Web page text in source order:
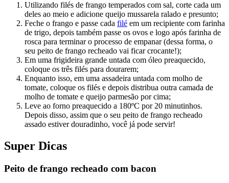
Utilizando filés de frango temperados com sal, corte cada um
deles ao meio e adicione queijo mussarela ralado e presunto;
Feche o frango e passe cada filé em um recipiente com farinha
de trigo, depois também passe os ovos e logo após farinha de
rosca para terminar o processo de empanar (dessa forma, o
seu peito de frango recheado vai ficar crocante!);
Em uma frigideira grande untada com óleo preaquecido,
coloque os três filés para dourarem;
Enquanto isso, em uma assadeira untada com molho de
tomate, coloque os filés e depois distribua outra camada de
molho de tomate e queijo parmesão por cima;
Leve ao forno preaquecido a 180ºC por 20 minutinhos.
Depois disso, assim que o seu peito de frango recheado
assado estiver douradinho, você já pode servir!
Super Dicas
Peito de frango recheado com bacon